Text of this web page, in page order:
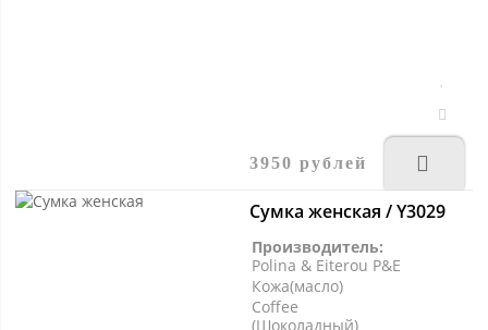
3950 рублей
Сумка женская / Y3029
Производитель:
Polina & Eiterou P&E
Кожа(масло)
Coffee
(Шоколадный)